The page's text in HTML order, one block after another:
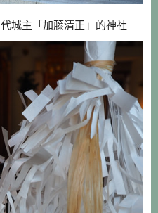
城主「加藤清正」的神社